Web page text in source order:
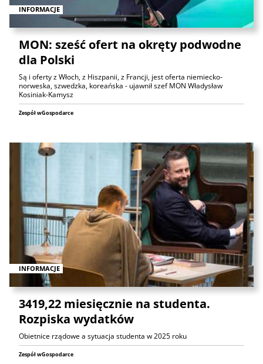
INFORMACJE
MON: sześć ofert na okręty podwodne
dla Polski
Są i oferty z Włoch, z Hiszpanii, z Francji, jest oferta niemiecko-
norweska, szwedzka, koreańska - ujawnił szef MON Władysław
Kosiniak-Kamysz
Zespół wGospodarce
INFORMACJE
3419,22 miesięcznie na studenta.
Rozpiska wydatków
Obietnice rządowe a sytuacja studenta w 2025 roku
Zespół wGospodarce